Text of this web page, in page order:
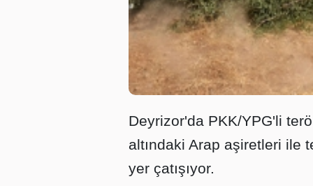
Deyrizor'da PKK/YPG'li
altındaki Arap aşiretleri ile
yer çatışıyor.